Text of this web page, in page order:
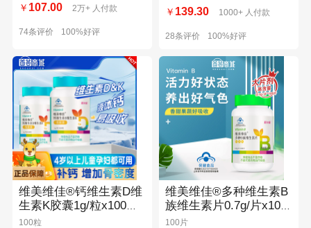
￥ 107.00 2万+ 人付款
74条评价 100%好评
￥ 139.30 1000+ 人付款
28条评价 100%好评
维美维佳®钙维生素D维
生素K胶囊1g/粒x100粒/
瓶
100粒
维美维佳®多种维生素B
族维生素片0.7g/片x100
片/瓶
100片